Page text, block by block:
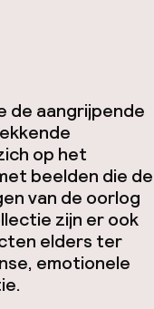
de aangrijpende
op het
beelden die de
van de oorlog
zijn er ook
elders ter
emotionele